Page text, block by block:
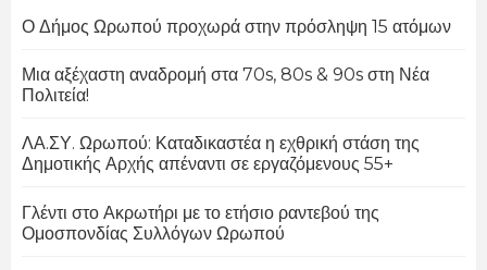
Ο Δήμος Ωρωπού προχωρά στην πρόσληψη 15 ατόμων
Μια αξέχαστη αναδρομή στα 70s, 80s & 90s στη Νέα
Πολιτεία!
ΛΑ.ΣΥ. Ωρωπού: Καταδικαστέα η εχθρική στάση της
Δημοτικής Αρχής απέναντι σε εργαζόμενους 55+
Γλέντι στο Ακρωτήρι με το ετήσιο ραντεβού της
Ομοσπονδίας Συλλόγων Ωρωπού